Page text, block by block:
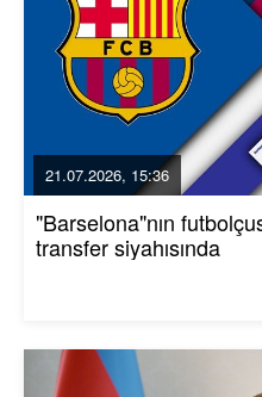
21.07.2026, 15:36
"Barselona"nın
transfer siyahısında